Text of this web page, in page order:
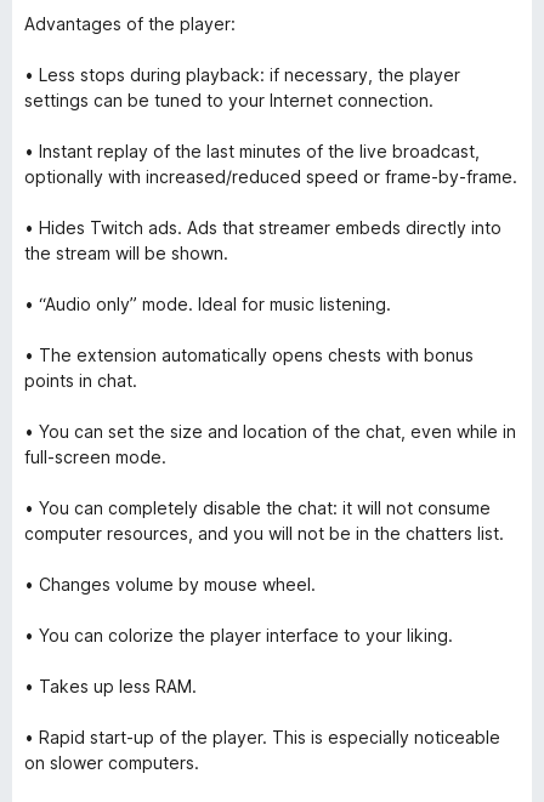
Advantages of the player:
• Less stops during playback: if necessary, the player
settings can be tuned to your Internet connection.
• Instant replay of the last minutes of the live broadcast,
optionally with increased/reduced speed or frame-by-frame.
• Hides Twitch ads. Ads that streamer embeds directly into
the stream will be shown.
• “Audio only” mode. Ideal for music listening.
• The extension automatically opens chests with bonus
points in chat.
• You can set the size and location of the chat, even while in
full-screen mode.
• You can completely disable the chat: it will not consume
computer resources, and you will not be in the chatters list.
• Changes volume by mouse wheel.
• You can colorize the player interface to your liking.
• Takes up less RAM.
• Rapid start-up of the player. This is especially noticeable
on slower computers.